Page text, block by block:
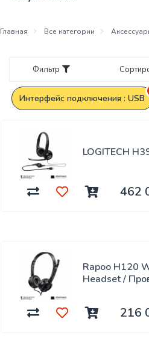
Главная Все категории
Фильтр
Интерфейс подключения : USB
LOGITECH
462
Rapoo H120
Headset /
216